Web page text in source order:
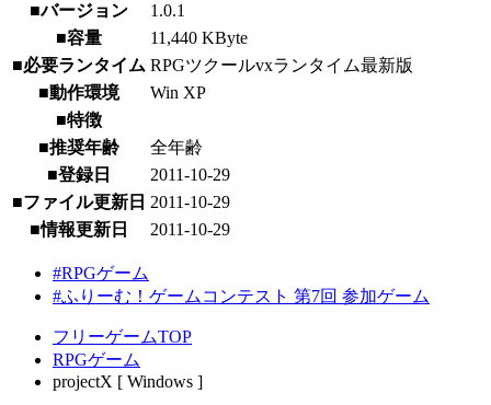
■バージョン
1.0.1
■容量
11,440 KByte
■必要ランタイム RPGツクールvxランタイム最新版
■動作環境
Win XP
■特徴
■推奨年齢
全年齢
■登録日
2011-10-29
■ファイル更新日 2011-10-29
■情報更新日
2011-10-29
#RPGゲーム
#ふりーむ！ゲームコンテスト 第7回 参加ゲーム
フリーゲームTOP
RPGゲーム
projectX [ Windows ]